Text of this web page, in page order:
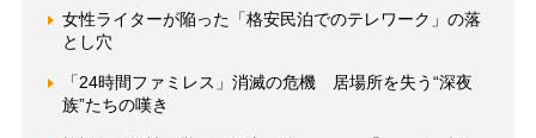
女性ライターが陥った「格安民泊でのテレワーク」の落
とし穴
「24時間ファミレス」消滅の危機 居場所を失う“深夜
族”たちの嘆き